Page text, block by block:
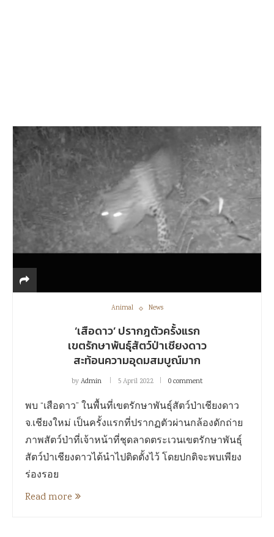
Animal News
‘เสือดาว’ ปรากฎตัวครั้งแรก
เขตรักษาพันธุ์สัตว์ป่าเชียงดาว
สะท้อนความอุดมสมบูณ์มาก
byAdmin 5 April 2022 0 comment
พบ “เสือดาว” ในพื้นที่เขตรักษาพันธุ์สัตว์ป่าเชียงดาว
จ.เชียงใหม่ เป็นครั้งแรกที่ปรากฏตัวผ่านกล้องดักถ่าย
ภาพสัตว์ป่าที่เจ้าหน้าที่ชุดลาดตระเวนเขตรักษาพันธุ์
สัตว์ป่าเชียงดาวได้นำไปติดตั้งไว้ โดยปกติจะพบเพียง
ร่องรอย
Read more